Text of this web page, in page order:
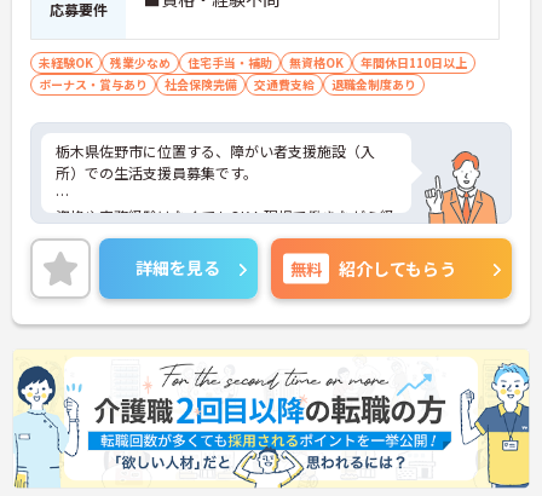
応募要件
未経験OK 残業少なめ 住宅手当・補助 無資格OK
年間休日110日以上
ボーナス・賞与あり
社会保険完備 交通費支給 退職金制度あり
栃木県佐野市に位置する、障がい者支援施設（入
所）での生活支援員募集です。
資格や実務経験はなくてもOK！現場で働きながら経
験を積んでいくことができます。
日勤帯のみのお仕事ですので、ご家庭をお持ちの方
も働きやすい勤務時間でオススメです♪
ご興味ある方には、面接対策ポイントなど、さらに
詳細をお話しいたしますのでお気軽にご相談くださ
い。
詳細を見る 無料 紹介してもらう